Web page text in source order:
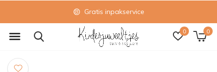
0 0
Gratis inpakservice